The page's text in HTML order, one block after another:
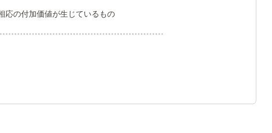
応の付加価値が生じているもの